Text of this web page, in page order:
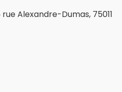
Alexandre-Dumas, 75011